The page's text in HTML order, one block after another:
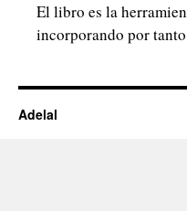
El libro es la
incorporando por
Adelal